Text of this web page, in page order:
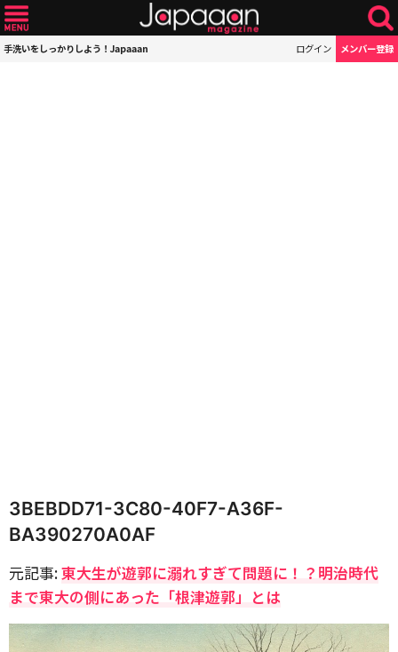
手洗いをしっかりしよう！Japaaan ログイン メンバー登録
3BEBDD71-3C80-40F7-A36F-
BA390270A0AF
元記事:東大生が遊郭に溺れすぎて問題に！？明治時代
まで東大の側にあった「根津遊郭」とは